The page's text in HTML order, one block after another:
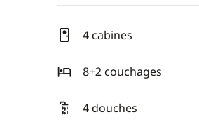
4 cabines
8+2 couchages
4 douches